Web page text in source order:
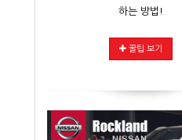
하는 방법!
꿀팁 보기